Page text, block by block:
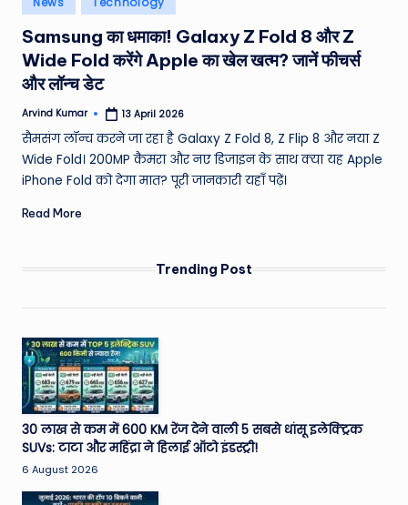
e
a
t
er
,
T
e
h
&
M
o
vi
e
N
e
in
Samsung का धमाका! Galaxy Z Fold 8 और Z
Wide Fold करेंगे Apple का खेल खत्म? जानें फीचर्स
और लॉन्च डेट
Posted
by
Arvind Kumar 13 April 2026
सैमसंग लॉन्च करने जा रहा है Galaxy Z Fold 8, Z Flip 8 और नया Z
Wide Fold। 200MP कैमरा और नए डिजाइन के साथ क्या यह Apple
iPhone Fold को देगा मात? पूरी जानकारी यहाँ पढ़ें।
Read More
Trending Post
30 लाख से कम में 600 KM रेंज देने वाली 5 सबसे धांसू इलेक्ट्रिक
SUVs: टाटा और महिंद्रा ने हिलाई ऑटो इंडस्ट्री!
6 August 2026